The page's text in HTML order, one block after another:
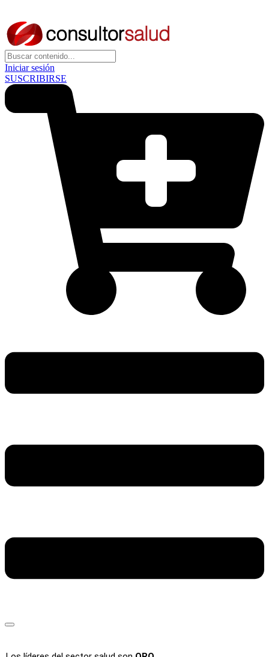
Iniciar sesión
SUSCRIBIRSE